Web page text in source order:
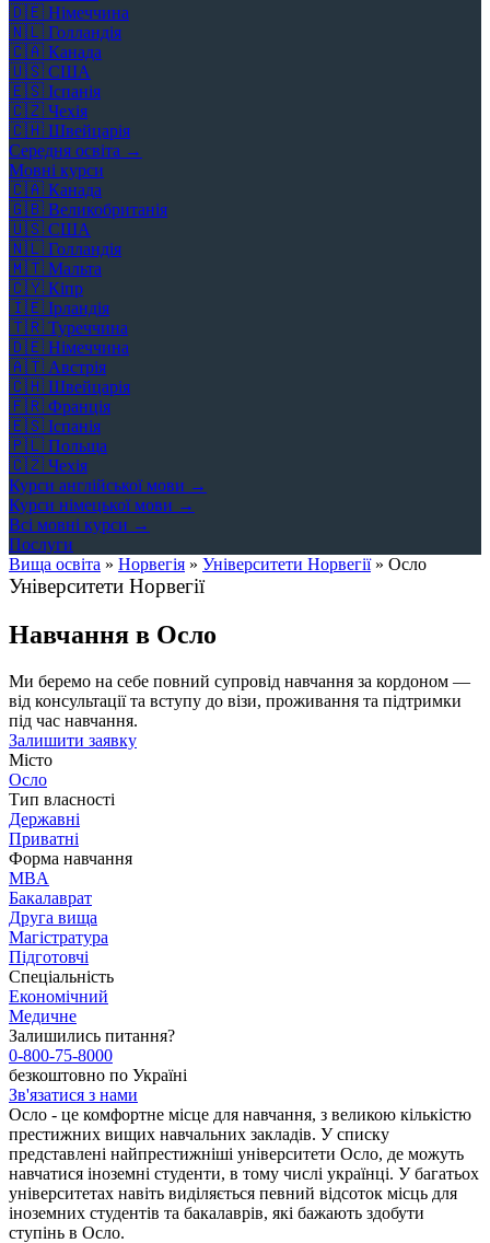
🇩🇪 Німеччина
🇳🇱 Голландія
🇨🇦 Канада
🇺🇸 США
🇪🇸 Іспанія
🇨🇿 Чехія
🇨🇭 Швейцарія
Середня освіта →
Мовні курси
🇨🇦 Канада
🇬🇧 Великобританія
🇺🇸 США
🇳🇱 Голландія
🇲🇹 Мальта
🇨🇾 Кіпр
🇮🇪 Ірландія
🇹🇷 Туреччина
🇩🇪 Німеччина
🇦🇹 Австрія
🇨🇭 Швейцарія
🇫🇷 Франція
🇪🇸 Іспанія
🇵🇱 Польща
🇨🇿 Чехія
Курси англійської мови →
Курси німецької мови →
Всі мовні курси →
Послуги
Вища освіта » Норвегія » Університети Норвегії» Осло
Університети Норвегії
Навчання в Осло
Ми беремо на себе повний супровід навчання за кордоном —
від консультації та вступу до візи, проживання та підтримки
під час навчання.
Залишити заявку
Місто
Осло
Тип власності
Державні
Приватні
Форма навчання
MBA
Бакалаврат
Друга вища
Магістратура
Підготовчі
Спеціальність
Економічний
Медичне
Залишились питання?
0-800-75-8000
безкоштовно по Україні
Зв'язатися з нами
Осло - це комфортне місце для навчання, з великою кількістю
престижних вищих навчальних закладів. У списку
представлені найпрестижніші університети Осло, де можуть
навчатися іноземні студенти, в тому числі українці. У багатьох
університетах навіть виділяється певний відсоток місць для
іноземних студентів та бакалаврів, які бажають здобути
ступінь в Осло.